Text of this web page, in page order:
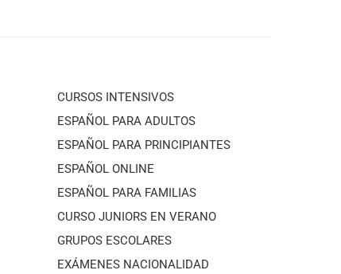
CURSOS INTENSIVOS
ESPAÑOL PARA ADULTOS
ESPAÑOL PARA PRINCIPIANTES
ESPAÑOL ONLINE
ESPAÑOL PARA FAMILIAS
CURSO JUNIORS EN VERANO
GRUPOS ESCOLARES
EXÁMENES NACIONALIDAD